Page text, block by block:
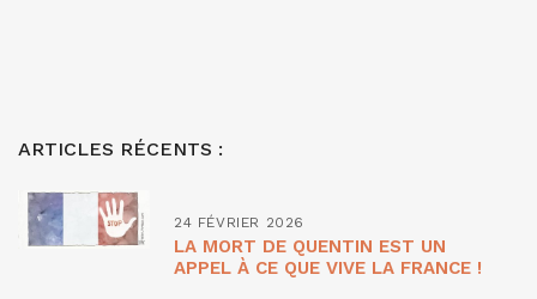
ARTICLES RÉCENTS :
24 FÉVRIER 2026
LA MORT DE QUENTIN EST UN
APPEL À CE QUE VIVE LA FRANCE !